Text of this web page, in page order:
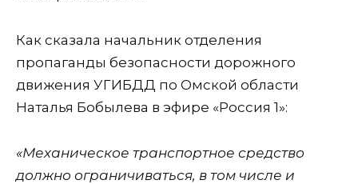
Как сказала начальник отделения
пропаганды безопасности дорожного
движения УГИБДД по Омской области
Наталья Бобылева в эфире «Россия 1»:
«Механическое транспортное средство
должно ограничиваться, в том числе и